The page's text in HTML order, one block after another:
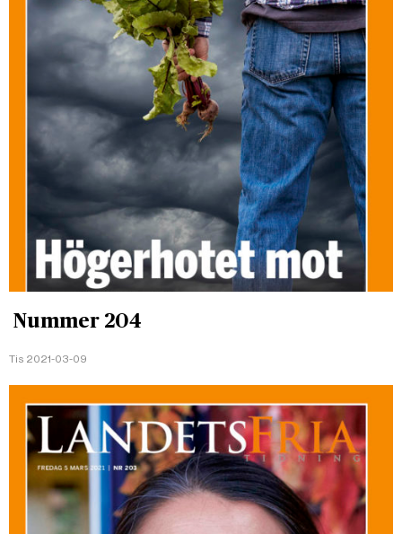
Nummer 204
Tis 2021-03-09